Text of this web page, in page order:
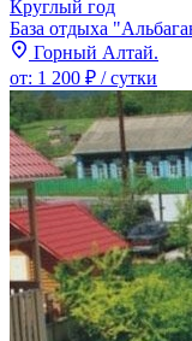
Круглый год
База отдыха
Горный Алтай.
от: 1 200 ₽ / сутки